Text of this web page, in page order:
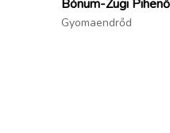
Bónum-Zugi
Gyomaendrőd